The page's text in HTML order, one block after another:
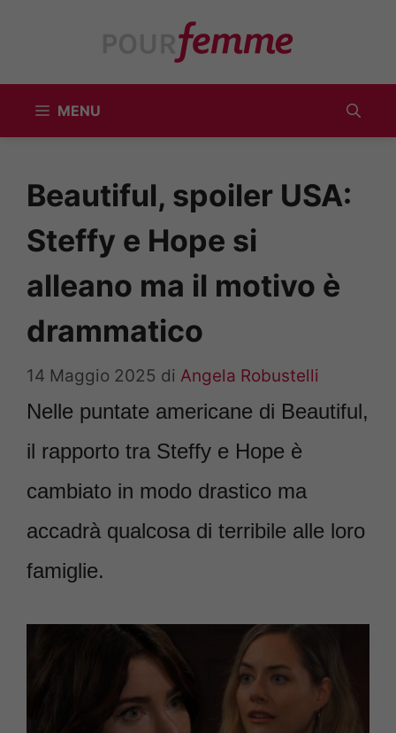
MENU
Beautiful, spoiler USA:
Steffy e Hope si
alleano ma il motivo è
drammatico
14 Maggio 2025 di Angela Robustelli
Nelle puntate americane di Beautiful,
il rapporto tra Steffy e Hope è
cambiato in modo drastico ma
accadrà qualcosa di terribile alle loro
famiglie.